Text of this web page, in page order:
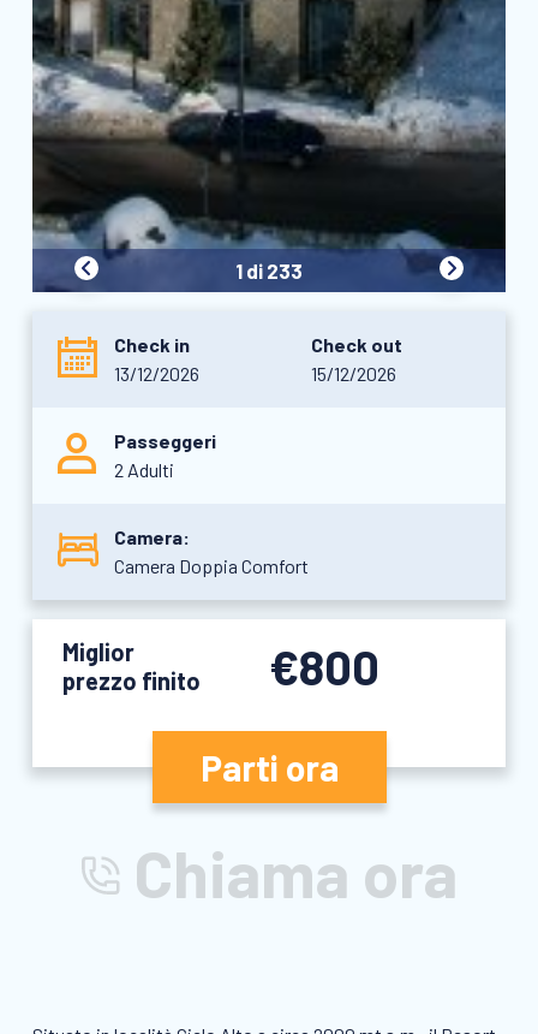
1 di 233
Check in
13/12/2026
Check out
15/12/2026
Passeggeri
2 Adulti
Camera:
Camera Doppia Comfort
Miglior
prezzo finito
€800
Parti ora
Chiama ora